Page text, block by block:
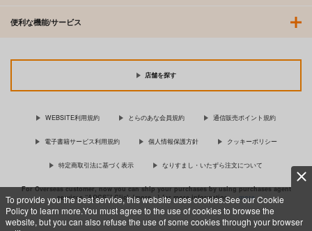
To provide you the best service, this website uses cookies.See our Cookie
Policy to learn more.You must agree to the use of cookies to browse the
website, but you can also refuse the use of some cookies through your browser
便利な機能/サービス
店舗を探す
WEBSITE利用規約 とらのあな会員規約 通信販売ポイント規約
電子書籍サービス利用規約 個人情報保護方針 クッキーポリシー
特定商取引法に基づく表示 なりすまし・いたずら注文について
For Overseas customer, now you can ship your purchases by using purchases agent
services “AOCS”! Click {more…} for more information …more